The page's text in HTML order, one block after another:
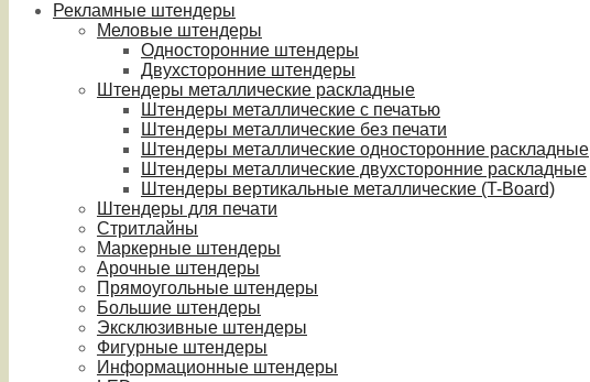
Рекламные штендеры
Меловые штендеры
Односторонние штендеры
Двухсторонние штендеры
Штендеры металлические раскладные
Штендеры металлические с печатью
Штендеры металлические без печати
Штендеры металлические односторонние раскладные
Штендеры металлические двухсторонние раскладные
Штендеры вертикальные металлические (T-Board)
Штендеры для печати
Стритлайны
Маркерные штендеры
Арочные штендеры
Прямоугольные штендеры
Большие штендеры
Эксклюзивные штендеры
Фигурные штендеры
Информационные штендеры